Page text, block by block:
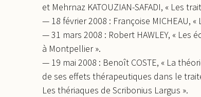
et Mehrnaz KATOUZIAN-SAFADI, « Les
— 18 février 2008 : Françoise MICHEAU,
— 31 mars 2008 : Robert HAWLEY, « Les
à Montpellier ».
— 19 mai 2008 : Benoît COSTE, « La
de ses effets thérapeutiques dans le
Les thériaques de Scribonius Largus ».